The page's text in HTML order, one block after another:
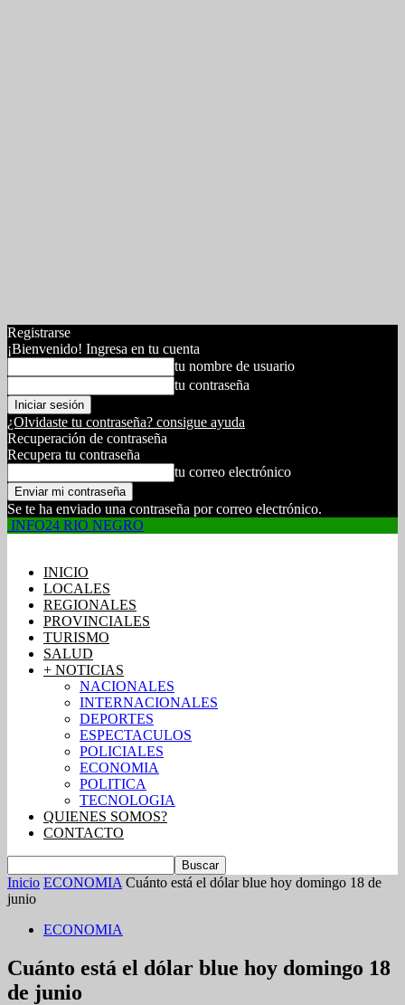
Registrarse
¡Bienvenido! Ingresa en tu cuenta
tu nombre de usuario
tu contraseña
¿Olvidaste tu contraseña? consigue ayuda
Recuperación de contraseña
Recupera tu contraseña
tu correo electrónico
Se te ha enviado una contraseña por correo electrónico.
INFO24 RIO NEGRO
INICIO
LOCALES
REGIONALES
PROVINCIALES
TURISMO
SALUD
+ NOTICIAS
NACIONALES
INTERNACIONALES
DEPORTES
ESPECTACULOS
POLICIALES
ECONOMIA
POLITICA
TECNOLOGIA
QUIENES SOMOS?
CONTACTO
Inicio ECONOMIA Cuánto está el dólar blue hoy domingo 18 de
junio
ECONOMIA
Cuánto está el dólar blue hoy domingo 18
de junio